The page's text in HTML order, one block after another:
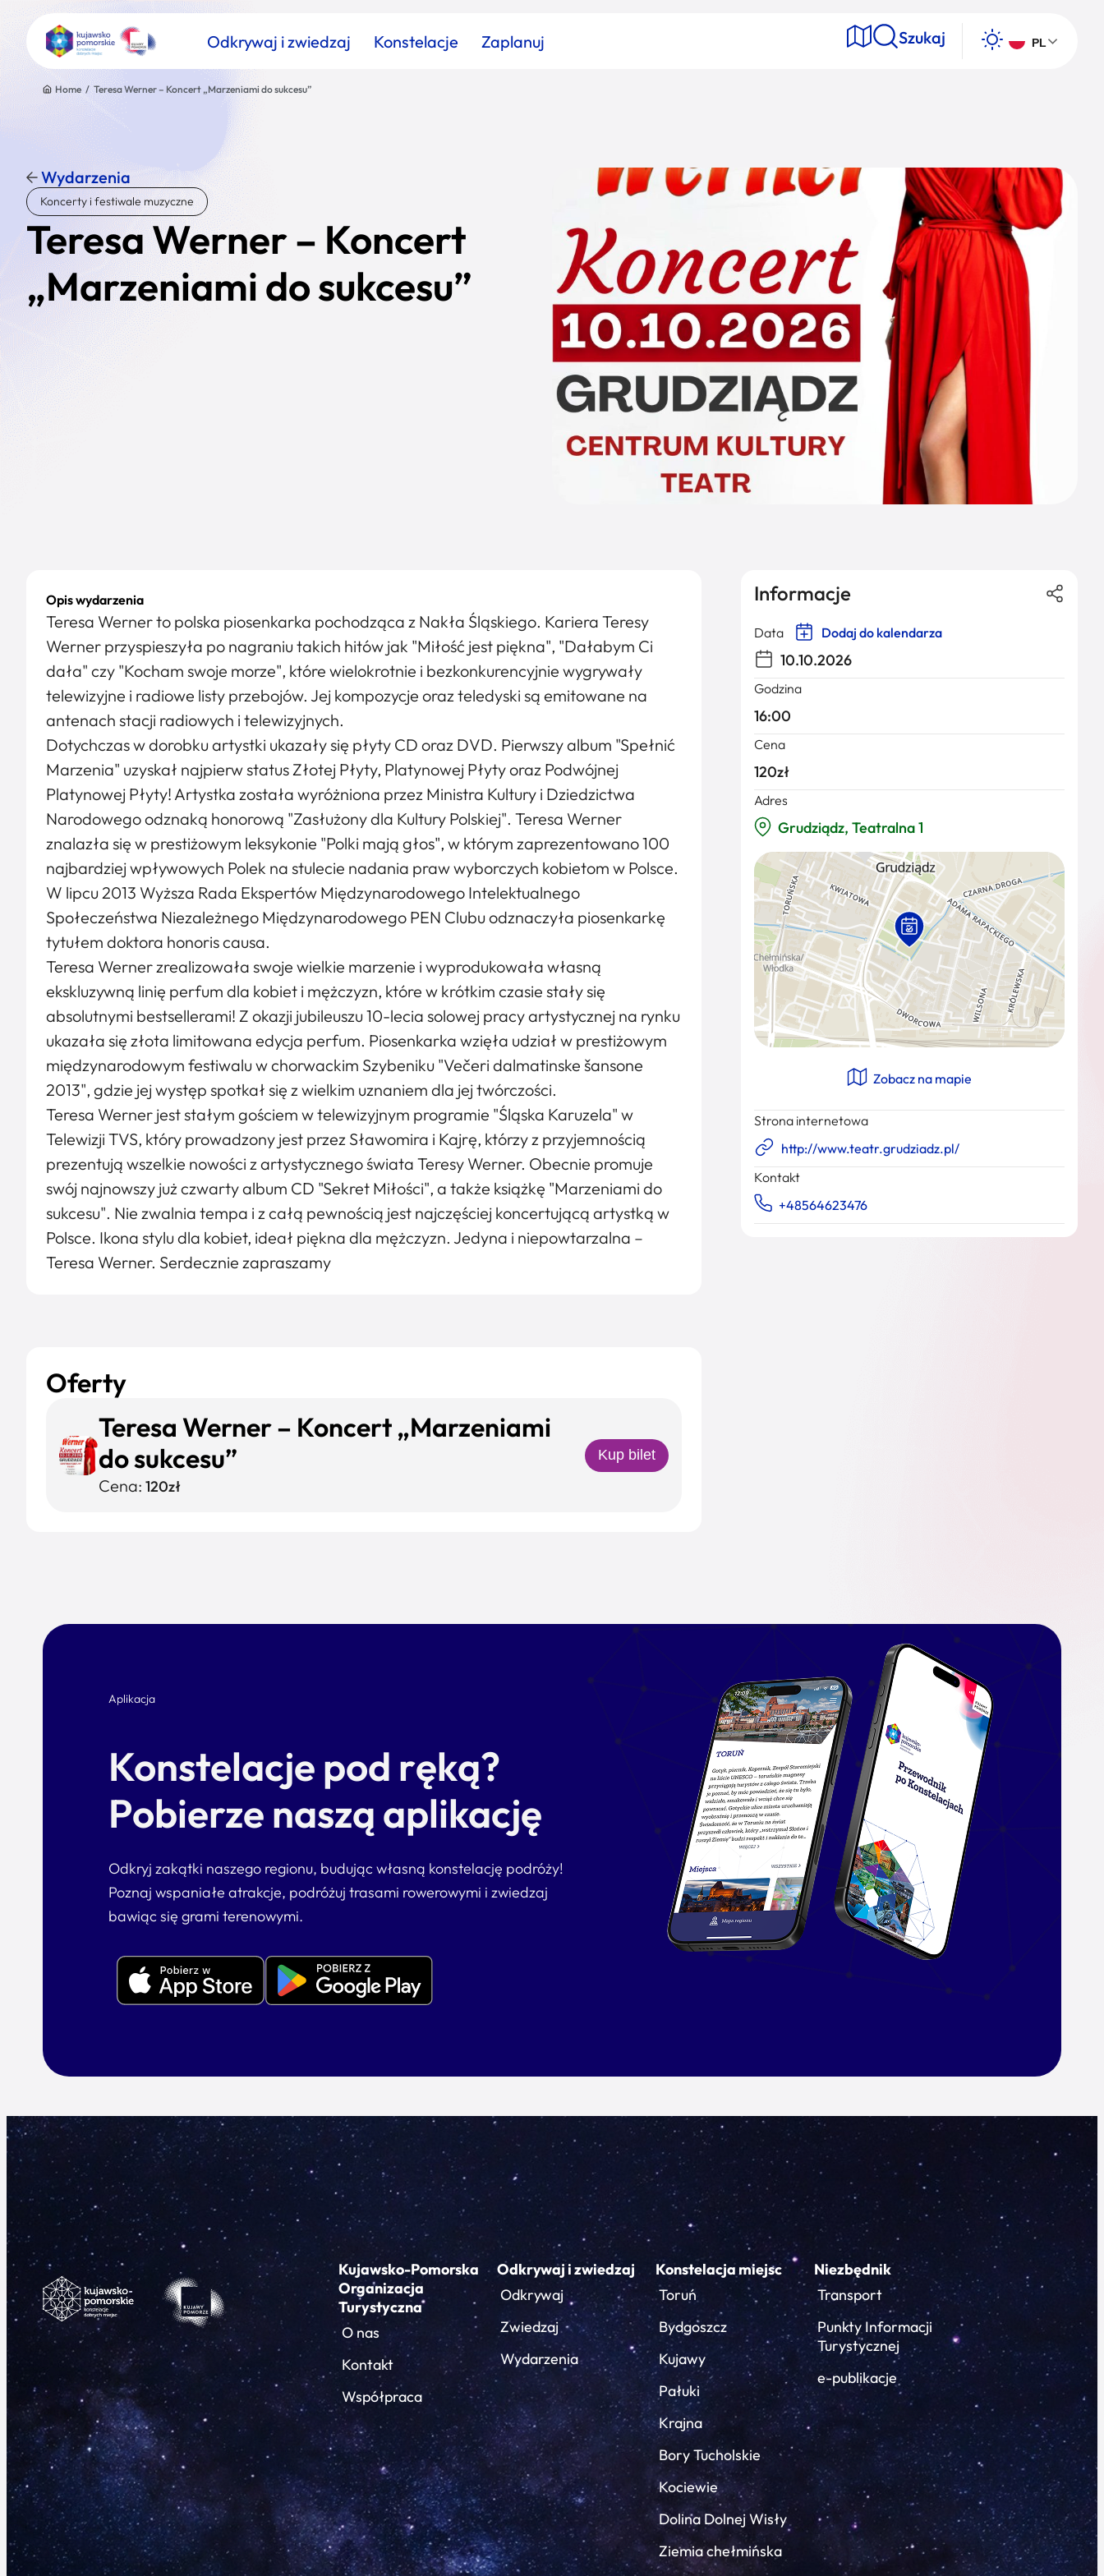
Odkrywaj i zwiedzaj Konstelacje Zaplanuj Szukaj PL
Znajdź atrakcję
Nazwa atrakcji Wyszukaj
Home / Teresa Werner – Koncert „Marzeniami do sukcesu”
Wydarzenia
Koncerty i festiwale muzyczne
Teresa Werner – Koncert
„Marzeniami do sukcesu”
Opis wydarzenia
Teresa Werner to polska piosenkarka pochodząca z Nakła Śląskiego. Kariera Teresy
Werner przyspieszyła po nagraniu takich hitów jak "Miłość jest piękna", "Dałabym Ci
dała" czy "Kocham swoje morze", które wielokrotnie i bezkonkurencyjnie wygrywały
telewizyjne i radiowe listy przebojów. Jej kompozycje oraz teledyski są emitowane na
antenach stacji radiowych i telewizyjnych.
Dotychczas w dorobku artystki ukazały się płyty CD oraz DVD. Pierwszy album "Spełnić
Marzenia" uzyskał najpierw status Złotej Płyty, Platynowej Płyty oraz Podwójnej
Platynowej Płyty! Artystka została wyróżniona przez Ministra Kultury i Dziedzictwa
Narodowego odznaką honorową "Zasłużony dla Kultury Polskiej". Teresa Werner
znalazła się w prestiżowym leksykonie "Polki mają głos", w którym zaprezentowano 100
najbardziej wpływowych Polek na stulecie nadania praw wyborczych kobietom w Polsce.
W lipcu 2013 Wyższa Rada Ekspertów Międzynarodowego Intelektualnego
Społeczeństwa Niezależnego Międzynarodowego PEN Clubu odznaczyła piosenkarkę
tytułem doktora honoris causa.
Teresa Werner zrealizowała swoje wielkie marzenie i wyprodukowała własną
ekskluzywną linię perfum dla kobiet i mężczyzn, które w krótkim czasie stały się
absolutnymi bestsellerami! Z okazji jubileuszu 10-lecia solowej pracy artystycznej na rynku
ukazała się złota limitowana edycja perfum. Piosenkarka wzięła udział w prestiżowym
międzynarodowym festiwalu w chorwackim Szybeniku "Večeri dalmatinske šansone
2013", gdzie jej występ spotkał się z wielkim uznaniem dla jej twórczości.
Teresa Werner jest stałym gościem w telewizyjnym programie "Śląska Karuzela" w
Telewizji TVS, który prowadzony jest przez Sławomira i Kajrę, którzy z przyjemnością
prezentują wszelkie nowości z artystycznego świata Teresy Werner. Obecnie promuje
swój najnowszy już czwarty album CD "Sekret Miłości", a także książkę "Marzeniami do
sukcesu". Nie zwalnia tempa i z całą pewnością jest najczęściej koncertującą artystką w
Polsce. Ikona stylu dla kobiet, ideał piękna dla mężczyzn. Jedyna i niepowtarzalna –
Teresa Werner. Serdecznie zapraszamy
Oferty
Teresa Werner – Koncert „Marzeniami
do sukcesu”
Cena: 120zł
Kup bilet
Informacje
Data Dodaj do kalendarza
10.10.2026
Godzina
16:00
Cena
120zł
Adres
Grudziądz, Teatralna 1
Zobacz na mapie
Strona internetowa
http://www.teatr.grudziadz.pl/
Kontakt
+48564623476
Aplikacja
Konstelacje pod ręką?
Pobierze naszą aplikację
Odkryj zakątki naszego regionu, budując własną konstelację podróży!
Poznaj wspaniałe atrakcje, podróżuj trasami rowerowymi i zwiedzaj
bawiąc się grami terenowymi.
Kujawsko-Pomorska
Organizacja
Turystyczna
O nas
Kontakt
Współpraca
Odkrywaj i zwiedzaj
Odkrywaj
Zwiedzaj
Wydarzenia
Konstelacja miejsc
Toruń
Bydgoszcz
Kujawy
Pałuki
Krajna
Bory Tucholskie
Kociewie
Dolina Dolnej Wisły
Ziemia chełmińska
Niezbędnik
Transport
Punkty Informacji
Turystycznej
e-publikacje